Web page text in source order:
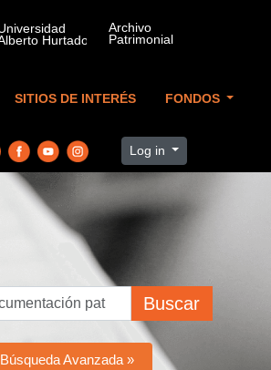
SITIOS DE INTERÉS FONDOS
Log in
Buscar
Búsqueda Avanzada »